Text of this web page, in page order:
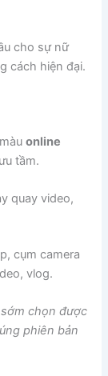
cho sự nữ
cách hiện đại.
online
tầm.
quay video,
cụm camera
vlog.
chọn được
phiên bản